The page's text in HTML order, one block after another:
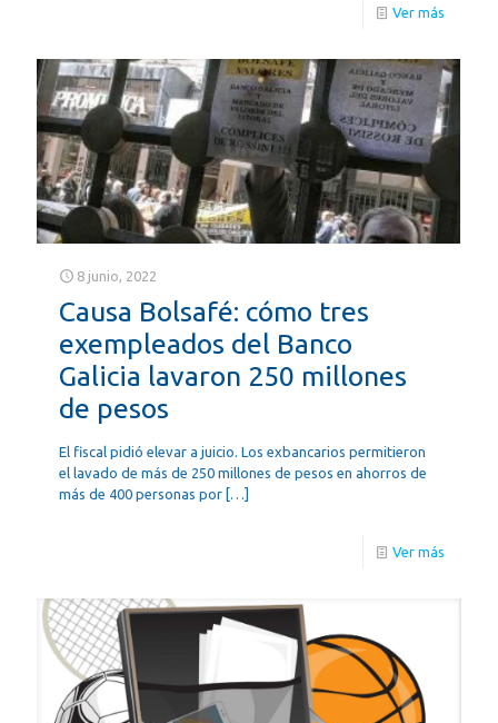
Ver más
8 junio, 2022
Causa Bolsafé: cómo tres
exempleados del Banco
Galicia lavaron 250 millones
de pesos
El fiscal pidió elevar a juicio. Los exbancarios permitieron
el lavado de más de 250 millones de pesos en ahorros de
más de 400 personas por […]
Ver más